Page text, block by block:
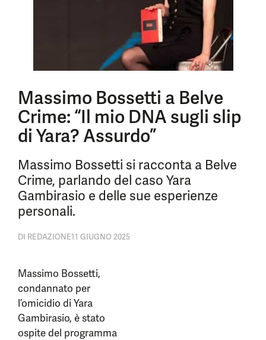
Massimo Bossetti a Belve
Crime: “Il mio DNA sugli slip
di Yara? Assurdo”
Massimo Bossetti si racconta a Belve
Crime, parlando del caso Yara
Gambirasio e delle sue esperienze
personali.
DI REDAZIONE11 GIUGNO 2025
Massimo Bossetti,
condannato per
l’omicidio di Yara
Gambirasio, è stato
ospite del programma